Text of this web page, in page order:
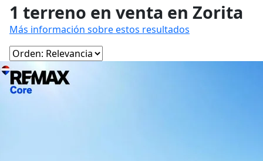
1 terreno en venta en Zorita
Más información sobre estos resultados